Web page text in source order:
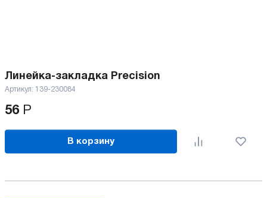
Линейка-закладка Precision
Артикул: 139-230084
56 Р
В корзину